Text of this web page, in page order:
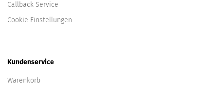
Callback Service
Cookie Einstellungen
Kundenservice
Warenkorb